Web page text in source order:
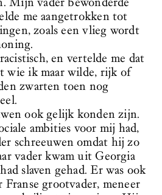
me aangetrokken tot
zoals een vlieg wordt
en vertelde me dat
wie ik maar wilde, rijk of
zwarten toen nog
ook gelijk konden zijn.
ambities voor mij had,
schreeuwen omdat hij zo
vader kwam uit Georgia
slaven gehad. Er was ook
Franse grootvader, meneer